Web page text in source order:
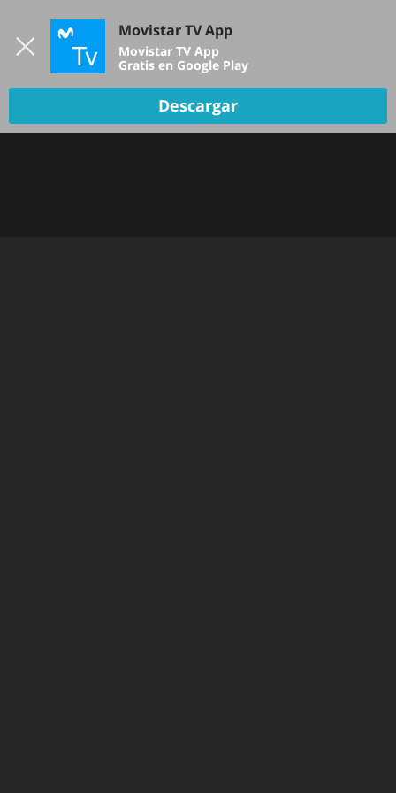
TV EN VIVO
Movistar TV App
Movistar TV App
Gratis en Google Play
Descargar